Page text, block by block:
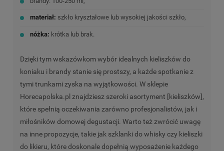
materiał: szkło kryształowe lub wysokiej jakości szkło,
nóżka: krótka lub brak.
Dzięki tym wskazówkom wybór idealnych kieliszków do
koniaku i brandy stanie się prostszy, a każde spotkanie z
tymi trunkami zyska na wyjątkowości. W sklepie
Horecapolska.pl znajdziesz szeroki asortyment [kieliszków],
które spełnią oczekiwania zarówno profesjonalistów, jak i
miłośników domowej degustacji. Warto też zwrócić uwagę
na inne propozycje, takie jak szklanki do whisky czy kieliszki
do likieru, które doskonale dopełnią wyposażenie każdego